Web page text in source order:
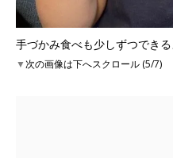
手づかみ食べも少しずつできる
▼次の画像は下へスクロール (5/7)